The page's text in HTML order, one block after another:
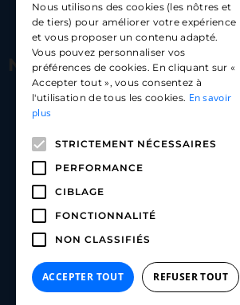
hello@carloapp.com
Nous suivre
Carlo App | Instagram
Carlo App | Linkedin
ENGLISH
SPANISH
Nous utilisons des cookies (les nôtres et
de tiers) pour améliorer votre expérience
et vous proposer un contenu adapté.
Vous pouvez personnaliser vos
préférences de cookies. En cliquant sur «
Accepter tout », vous consentez à
l'utilisation de tous les cookies. En savoir
plus
STRICTEMENT NÉCESSAIRES
PERFORMANCE
CIBLAGE
FONCTIONNALITÉ
NON CLASSIFIÉS
ACCEPTER TOUT REFUSER TOUT